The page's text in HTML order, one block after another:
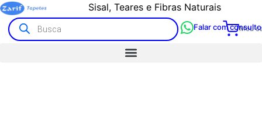
Sisal, Teares e Fibras Naturais
Meu
Falar com